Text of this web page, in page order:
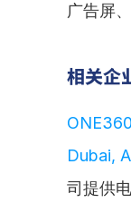
广告屏
相关企
Dubai,
司提供